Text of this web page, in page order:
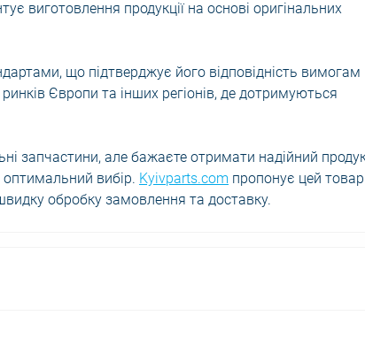
виготовлення продукції на основі оригінальних
що підтверджує його відповідність вимогам
Європи та інших регіонів, де дотримуються
запчастини, але бажаєте отримати надійний
оптимальний вибір. Kyivparts.com пропонує цей
обробку замовлення та доставку.